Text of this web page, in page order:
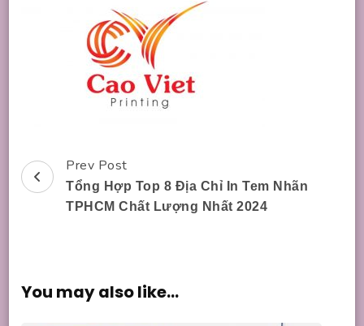
Post
Navigation
Prev Post
Tổng Hợp Top 8 Địa Chỉ In Tem Nhãn
TPHCM Chất Lượng Nhất 2024
You may also like...